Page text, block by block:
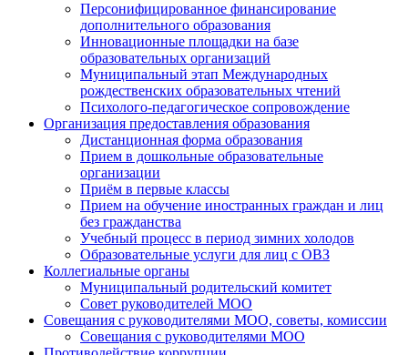
Персонифицированное финансирование
дополнительного образования
Инновационные площадки на базе
образовательных организаций
Муниципальный этап Международных
рождественских образовательных чтений
Психолого-педагогическое сопровождение
Организация предоставления образования
Дистанционная форма образования
Прием в дошкольные образовательные
организации
Приём в первые классы
Прием на обучение иностранных граждан и лиц
без гражданства
Учебный процесс в период зимних холодов
Образовательные услуги для лиц с ОВЗ
Коллегиальные органы
Муниципальный родительский комитет
Совет руководителей МОО
Совещания с руководителями МОО, советы, комиссии
Совещания с руководителями МОО